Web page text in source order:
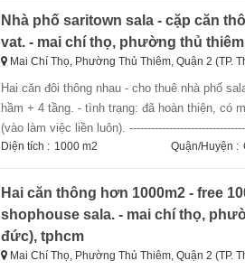
Nhà phố saritown sala - cặp căn
vat. - mai chí thọ, phường thủ
Mai Chí Thọ, Phường Thủ Thiêm, Quận 2 (TP.
hai căn đôi thông nhau - cho thuê nhà phố sala quận 2. - diện tích: 11.2m x 20m (hơn 1000m²). - kết cấu: 1
hầm + 4 tầng. - tình trạng: đã hoàn thiện, có
(vào làm việc liền luôn).
Diện tích : 1000 m2 Quận/Huyện :
Hai căn thông hơn 1000m2 - free
shophouse sala. - mai chí thọ,
đức), tphcm
Mai Chí Thọ, Phường Thủ Thiêm, Quận 2 (TP.